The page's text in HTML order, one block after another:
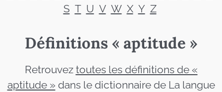
S T U V W X Y Z
Définitions « aptitude »
Retrouvez toutes les définitions de «
aptitude »dans le dictionnaire de La langue